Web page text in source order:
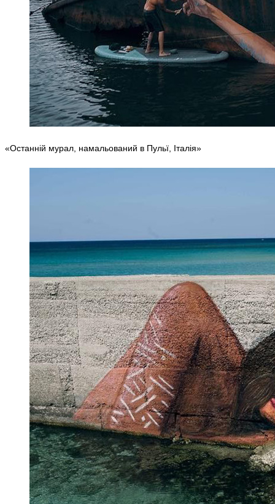
«Останній мурал, намальований в Пульї, Італія»